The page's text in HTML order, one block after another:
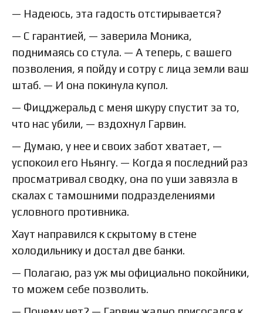
— Надеюсь, эта гадость отстирывается?
— С гарантией, — заверила Моника,
поднимаясь со стула. — А теперь, с вашего
позволения, я пойду и сотру с лица земли ваш
штаб. — И она покинула купол.
— Фицджеральд с меня шкуру спустит за то,
что нас убили, — вздохнул Гарвин.
— Думаю, у нее и своих забот хватает, —
успокоил его Ньянгу. — Когда я последний раз
просматривал сводку, она по уши завязла в
скалах с тамошними подразделениями
условного противника.
Хаут направился к скрытому в стене
холодильнику и достал две банки.
— Полагаю, раз уж мы официально покойники,
то можем себе позволить.